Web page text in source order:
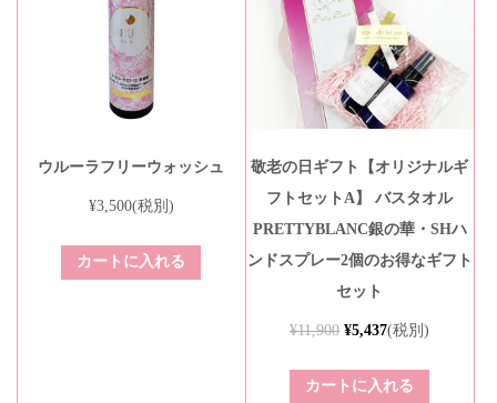
ウルーラフリーウォッシュ
¥3,500(税別)
カートに入れる
敬老の日ギフト【オリジナルギ
フトセットA】 バスタオル
PRETTYBLANC銀の華・SHハ
ンドスプレー2個のお得なギフト
セット
¥11,900 ¥5,437(税別)
カートに入れる